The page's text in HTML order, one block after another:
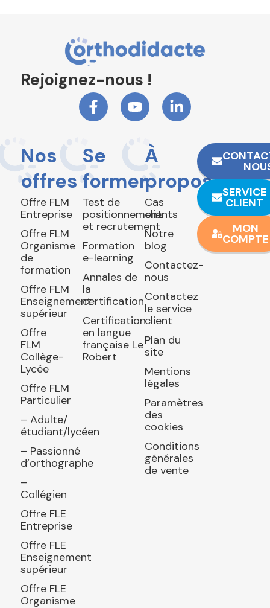
Rejoignez-nous !
Nos
offres
Offre FLM
Entreprise
Offre FLM
Organisme
de
formation
Offre FLM
Enseignement
supérieur
Offre
FLM
Collège-
Lycée
Offre FLM
Particulier
– Adulte/
étudiant/lycéen
– Passionné
d’orthographe
–
Collégien
Offre FLE
Entreprise
Offre FLE
Enseignement
supérieur
Offre FLE
Organisme
Se
former
Test de
positionnement
et recrutement
Formation
e-learning
Annales de
la
certification
Certification
en langue
française Le
Robert
À
propos
Cas
clients
Notre
blog
Contactez-
nous
Contactez
le service
client
Plan du
site
Mentions
légales
Paramètres
des
cookies
Conditions
générales
de vente
SERVICE
CLIENT
MON
COMPTE